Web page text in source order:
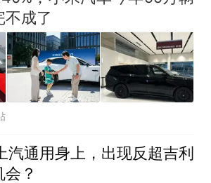
不成了
汽通用身上，出现反超吉利
？